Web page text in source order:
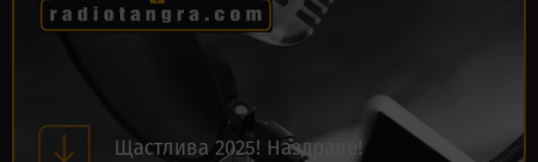
Щастлива 2025! Наздраве!